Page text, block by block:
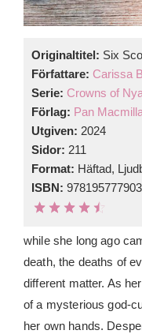
Originaltitel: Six
Författare: Carissa
Serie: Crowns of
Förlag: Pan
Utgiven: 2024
Sidor: 211
Format: Häftad,
ISBN:
while she long ago
death, the deaths of
different matter. As
of a mysterious god-
her own hands.